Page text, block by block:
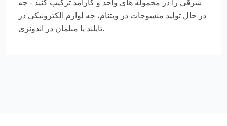
شرقی را در محموله های واحد و کارآمد ترکیب کنید - چه
در حال تولید منسوجات در ویتنام، چه لوازم الکترونیکی در
تایلند یا مبلمان در اندونزی.